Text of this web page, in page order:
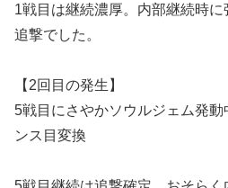
1戦目は継続濃厚。内部継続時
追撃でした。
【2回目の発生】
5戦目にさやかソウルジェム発
ンス目変換